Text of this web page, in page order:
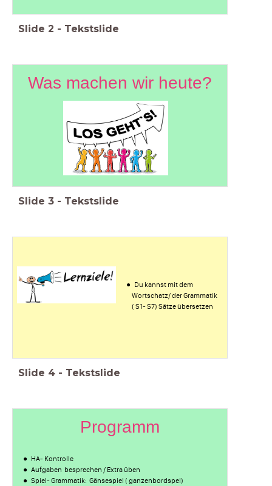
Slide 2 - Tekstslide
Was machen wir heute?
Slide 3 - Tekstslide
Du kannst mit dem
Wortschatz/ der Grammatik
( S1- S7) Sätze übersetzen
Slide 4 - Tekstslide
Programm
HA- Kontrolle
Aufgaben besprechen / Extra üben
Spiel- Grammatik: Gänsespiel ( ganzenbordspel)